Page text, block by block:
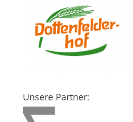
Unsere Partner: